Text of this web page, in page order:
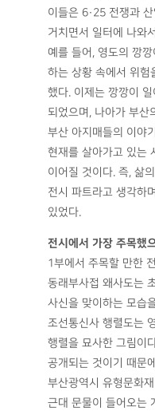
이들은 6·25 전쟁과
거치면서 일터에 나와
예를 들어, 영도의 깡
하는 상황 속에서 위험
했다. 이제는 깡깡이
되었으며, 나아가 부산
부산 아지매들의 이야
현재를 살아가고 있는
이어질 것이다. 즉, 삶
전시 파트라고 생각하
있었다.
전시에서 가장 주목했
1부에서 주목할 만한
동래부사접 왜사도는
사신을 맞이하는 모습
조선통신사 행렬도는
행렬을 묘사한 그림이
공개되는 것이기 때문
부산광역시 유형문화
근대 문물이 들어오는